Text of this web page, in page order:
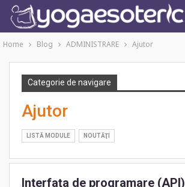
Home Blog ADMINISTRARE Ajutor
Categorie de navigare
Ajutor
LISTĂ MODULE NOUTĂŢI
Interfaţa de programare (API)